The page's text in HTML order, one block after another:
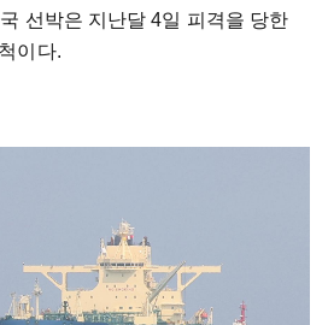
선박은 지난달 4일 피격을 당한
이다.